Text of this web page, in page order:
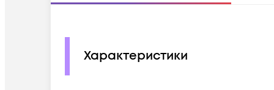
Характеристики